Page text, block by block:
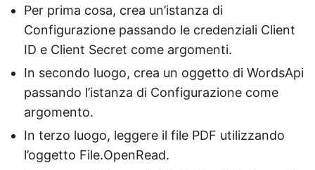
Per prima cosa, crea un’istanza di
Configurazione passando le credenziali Client
ID e Client Secret come argomenti.
In secondo luogo, crea un oggetto di WordsApi
passando l’istanza di Configurazione come
argomento.
In terzo luogo, leggere il file PDF utilizzando
l’oggetto File.OpenRead.